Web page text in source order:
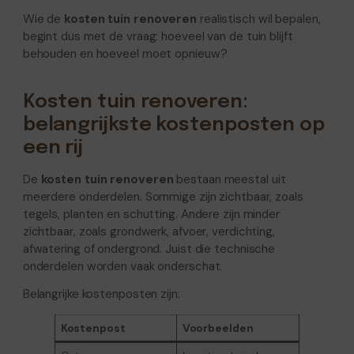
Wie de kosten tuin renoveren realistisch wil bepalen,
begint dus met de vraag: hoeveel van de tuin blijft
behouden en hoeveel moet opnieuw?
Kosten tuin renoveren:
belangrijkste kostenposten op
een rij
De kosten tuin renoveren bestaan meestal uit
meerdere onderdelen. Sommige zijn zichtbaar, zoals
tegels, planten en schutting. Andere zijn minder
zichtbaar, zoals grondwerk, afvoer, verdichting,
afwatering of ondergrond. Juist die technische
onderdelen worden vaak onderschat.
Belangrijke kostenposten zijn:
Kostenpost
Voorbeelden